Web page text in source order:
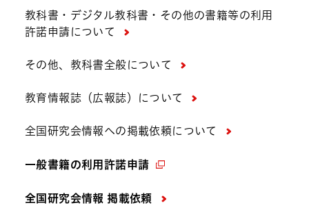
教科書・デジタル教科書・その他の書籍等の利用
許諾申請について
その他、教科書全般について
教育情報誌（広報誌）について
全国研究会情報への掲載依頼について
一般書籍の利用許諾申請
全国研究会情報 掲載依頼